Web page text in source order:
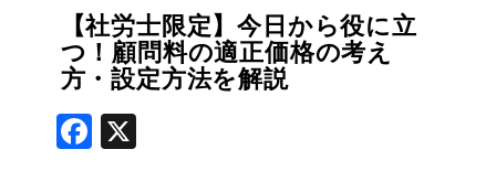
【社労士限定】今日から役に立
つ！顧問料の適正価格の考え
方・設定方法を解説
Facebook
X